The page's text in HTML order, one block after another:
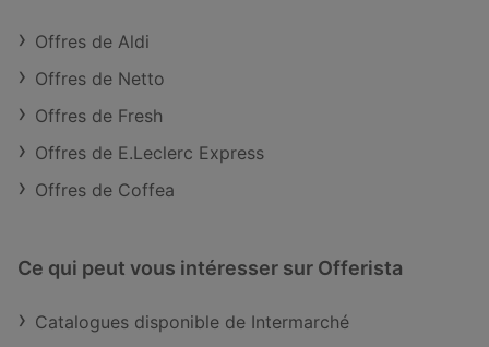
Offres de Aldi
Offres de Netto
Offres de Fresh
Offres de E.Leclerc Express
Offres de Coffea
Ce qui peut vous intéresser sur Offerista
Catalogues disponible de Intermarché